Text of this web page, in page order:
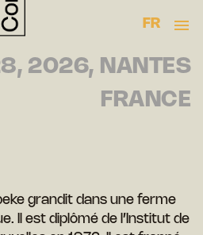
FR
2026, NANTES
FRANCE
grandit dans une ferme
Il est diplômé de l’Institut de